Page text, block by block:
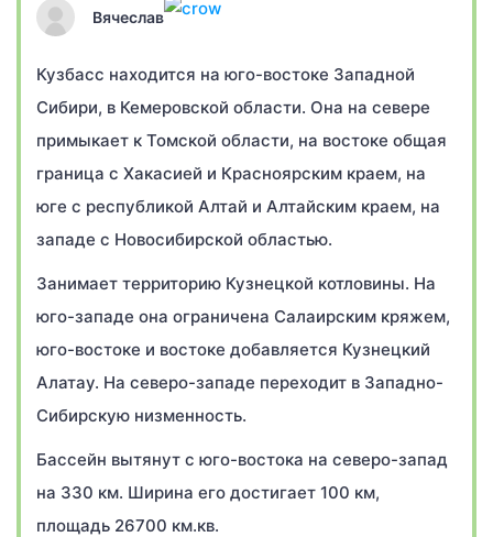
Вячеслав
Кузбасс находится на юго-востоке Западной
Сибири, в Кемеровской области. Она на севере
примыкает к Томской области, на востоке общая
граница с Хакасией и Красноярским краем, на
юге с республикой Алтай и Алтайским краем, на
западе с Новосибирской областью.
Занимает территорию Кузнецкой котловины. На
юго-западе она ограничена Салаирским кряжем,
юго-востоке и востоке добавляется Кузнецкий
Алатау. На северо-западе переходит в Западно-
Сибирскую низменность.
Бассейн вытянут с юго-востока на северо-запад
на 330 км. Ширина его достигает 100 км,
площадь 26700 км.кв.